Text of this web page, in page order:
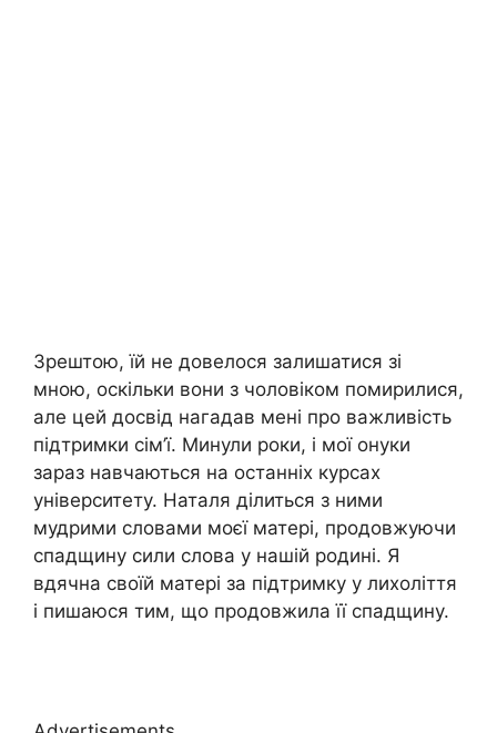
Зрештою, їй не довелося залишатися зі
мною, оскільки вони з чоловіком помирилися,
але цей досвід нагадав мені про важливість
підтримки сім’ї. Минули роки, і мої онуки
зараз навчаються на останніх курсах
університету. Наталя ділиться з ними
мудрими словами моєї матері, продовжуючи
спадщину сили слова у нашій родині. Я
вдячна своїй матері за підтримку у лихоліття
і пишаюся тим, що продовжила її спадщину.